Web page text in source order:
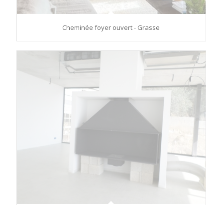
Cheminée foyer ouvert - Grasse